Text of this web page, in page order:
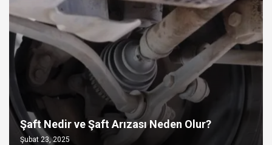
Şaft Nedir ve Şaft Arızası Neden Olur?
Şubat 23, 2025